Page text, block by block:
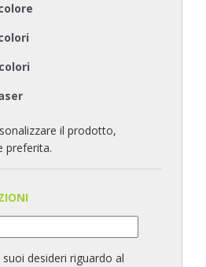
il prodotto,
preferita.
desideri riguardo al